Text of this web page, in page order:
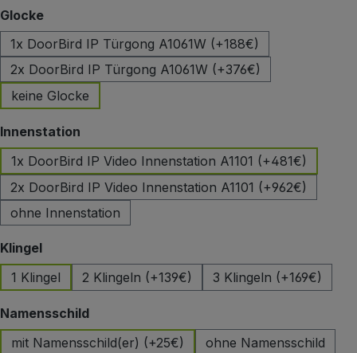
Glockeauswählen
1x DoorBird IP Türgong A1061W (+188€)
2x DoorBird IP Türgong A1061W (+376€)
keine Glocke
Innenstation
1x DoorBird IP Video Innenstation A1101 (+481€)
2x DoorBird IP Video Innenstation A1101 (+962€)
ohne Innenstation
Klingelauswählen
1 Klingel
2 Klingeln (+139€) 3 Klingeln (+169€)
Namensschildauswählen
mit Namensschild(er) (+25€)
ohne Namensschild